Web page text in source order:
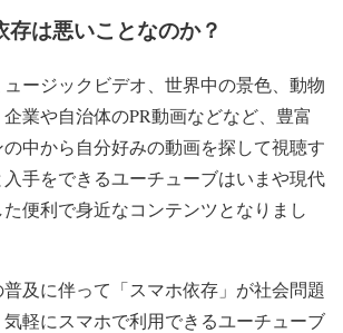
は悪いことなのか？
ージックビデオ、世界中の景色、動物
業や自治体のPR動画などなど、豊富
中から自分好みの動画を探して視聴す
手をできるユーチューブはいまや現代
便利で身近なコンテンツとなりまし
及に伴って「スマホ依存」が社会問題
軽にスマホで利用できるユーチューブ